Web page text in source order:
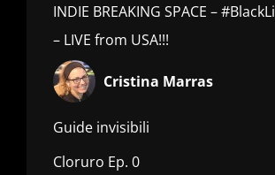
INDIE BREAKING SPACE –
– LIVE from USA!!!
Cristina Marras
Guide invisibili
Cloruro Ep. 0